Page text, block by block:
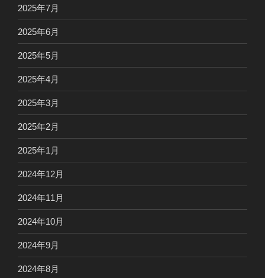
2025年7月
2025年6月
2025年5月
2025年4月
2025年3月
2025年2月
2025年1月
2024年12月
2024年11月
2024年10月
2024年9月
2024年8月